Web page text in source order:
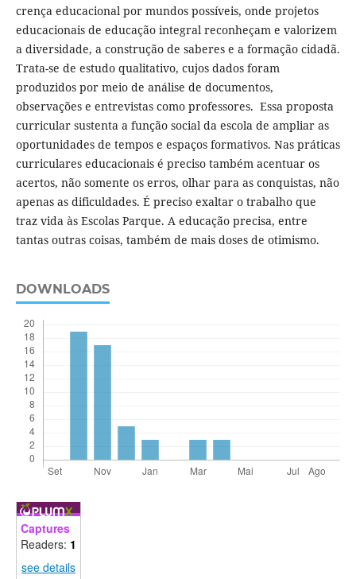
crença educacional por mundos possíveis, onde projetos
educacionais de educação integral reconheçam e valorizem
a diversidade, a construção de saberes e a formação cidadã.
Trata-se de estudo qualitativo, cujos dados foram
produzidos por meio de análise de documentos,
observações e entrevistas como professores. Essa proposta
curricular sustenta a função social da escola de ampliar as
oportunidades de tempos e espaços formativos. Nas práticas
curriculares educacionais é preciso também acentuar os
acertos, não somente os erros, olhar para as conquistas, não
apenas as dificuldades. É preciso exaltar o trabalho que
traz vida às Escolas Parque. A educação precisa, entre
tantas outras coisas, também de mais doses de otimismo.
DOWNLOADS
Captures
Readers: 1
see details